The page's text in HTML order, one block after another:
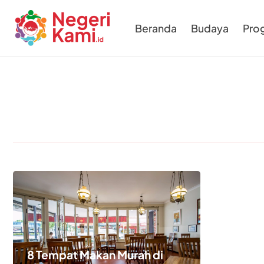
Beranda Budaya
8 Tempat Makan Murah di